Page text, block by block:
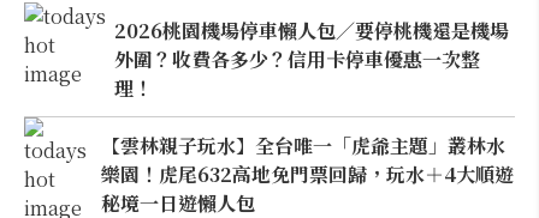
2026桃園機場停車懶人包／要停桃機還是機場
外圍？收費各多少？信用卡停車優惠一次整
理！
【雲林親子玩水】全台唯一「虎爺主題」叢林水
樂園！虎尾632高地免門票回歸，玩水＋4大順遊
秘境一日遊懶人包